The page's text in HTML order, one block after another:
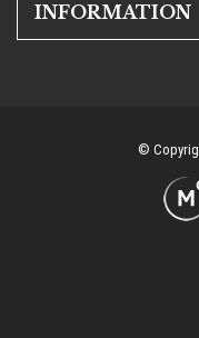
INFORMATION
©